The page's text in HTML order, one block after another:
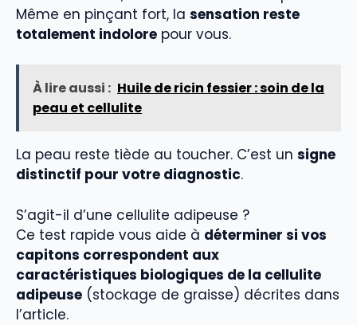
Même en pinçant fort, la sensation reste
totalement indolore pour vous.
À lire aussi : Huile de ricin fessier : soin de la
peau et cellulite
La peau reste tiède au toucher. C’est un signe
distinctif pour votre diagnostic.
S’agit-il d’une cellulite adipeuse ?
Ce test rapide vous aide à déterminer si vos
capitons correspondent aux
caractéristiques biologiques de la cellulite
adipeuse (stockage de graisse) décrites dans
l’article.